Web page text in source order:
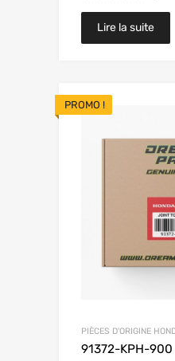
Lire la suite
PROMO !
PIÈCES D'ORIGINE
91372-KPH-